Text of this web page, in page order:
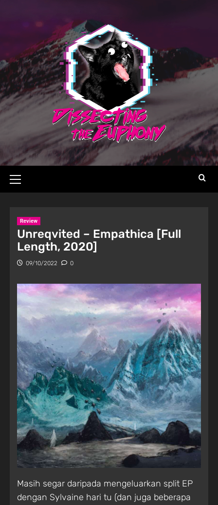
Review
Unreqvited – Empathica [Full
Length, 2020]
09/10/2022 0
Masih segar daripada mengeluarkan split EP
dengan Sylvaine hari tu (dan juga beberapa